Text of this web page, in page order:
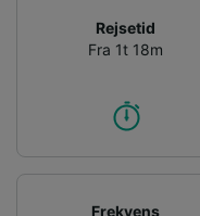
Rejsetid
Fra 1t 18m
Frekvens